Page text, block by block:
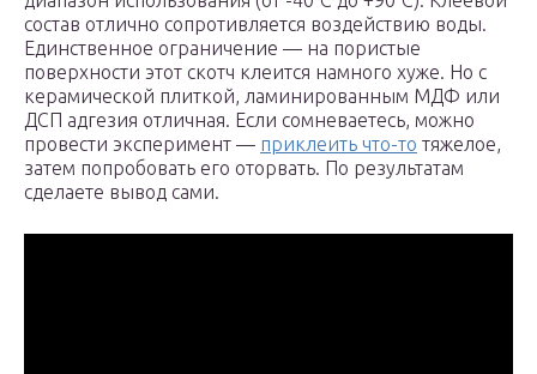
состав отлично сопротивляется воздействию воды.
Единственное ограничение — на пористые
поверхности этот скотч клеится намного хуже. Но с
керамической плиткой, ламинированным МДФ или
ДСП адгезия отличная. Если сомневаетесь, можно
провести эксперимент — приклеить что-то тяжелое,
затем попробовать его оторвать. По результатам
сделаете вывод сами.